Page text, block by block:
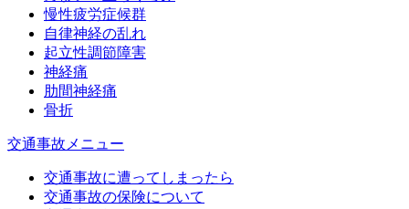
慢性疲労症候群
自律神経の乱れ
起立性調節障害
神経痛
肋間神経痛
骨折
交通事故メニュー
交通事故に遭ってしまったら
交通事故の保険について